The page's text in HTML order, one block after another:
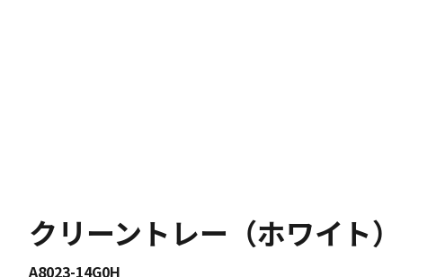
クリーントレー（ホワイト）
A8023-14G0H